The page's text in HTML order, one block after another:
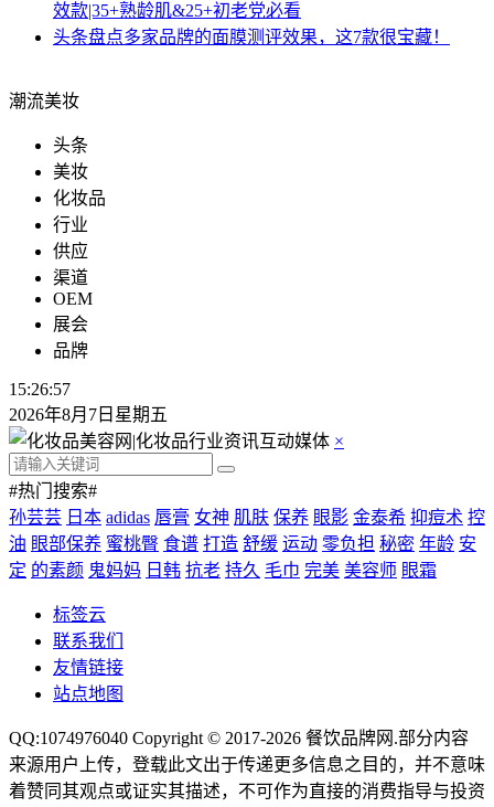
效款|35+熟龄肌&25+初老党必看
头条盘点多家品牌的面膜测评效果，这7款很宝藏！
潮流美妆
头条
美妆
化妆品
行业
供应
渠道
OEM
展会
品牌
15:26:57
2026年8月7日星期五
×
#热门搜索#
孙芸芸 日本 adidas 唇膏 女神 肌肤 保养 眼影 金泰希 抑痘术 控
油 眼部保养 蜜桃臀 食谱 打造 舒缓 运动 零负担 秘密 年龄 安
定 的素颜 鬼妈妈 日韩 抗老 持久 毛巾 完美 美容师 眼霜
标签云
联系我们
友情链接
站点地图
QQ:1074976040 Copyright © 2017-2026 餐饮品牌网 .部分内容
来源用户上传，登载此文出于传递更多信息之目的，并不意味
着赞同其观点或证实其描述，不可作为直接的消费指导与投资